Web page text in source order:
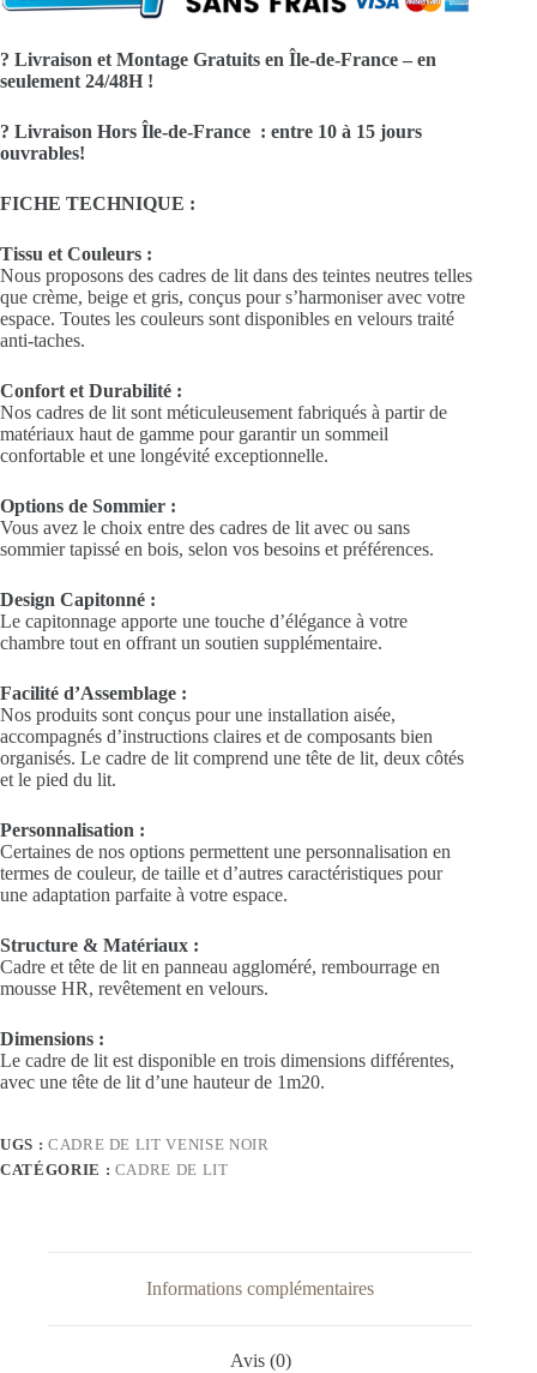
? Livraison et Montage Gratuits en Île-de-France – en
seulement 24/48H !
? Livraison Hors Île-de-France : entre 10 à 15 jours
ouvrables!
FICHE TECHNIQUE :
Tissu et Couleurs :
Nous proposons des cadres de lit dans des teintes neutres telles
que crème, beige et gris, conçus pour s’harmoniser avec votre
espace. Toutes les couleurs sont disponibles en velours traité
anti-taches.
Confort et Durabilité :
Nos cadres de lit sont méticuleusement fabriqués à partir de
matériaux haut de gamme pour garantir un sommeil
confortable et une longévité exceptionnelle.
Options de Sommier :
Vous avez le choix entre des cadres de lit avec ou sans
sommier tapissé en bois, selon vos besoins et préférences.
Design Capitonné :
Le capitonnage apporte une touche d’élégance à votre
chambre tout en offrant un soutien supplémentaire.
Facilité d’Assemblage :
Nos produits sont conçus pour une installation aisée,
accompagnés d’instructions claires et de composants bien
organisés. Le cadre de lit comprend une tête de lit, deux côtés
et le pied du lit.
Personnalisation :
Certaines de nos options permettent une personnalisation en
termes de couleur, de taille et d’autres caractéristiques pour
une adaptation parfaite à votre espace.
Structure & Matériaux :
Cadre et tête de lit en panneau aggloméré, rembourrage en
mousse HR, revêtement en velours.
Dimensions :
Le cadre de lit est disponible en trois dimensions différentes,
avec une tête de lit d’une hauteur de 1m20.
UGS : CADRE DE LIT VENISE NOIR
CATÉGORIE : CADRE DE LIT
Informations complémentaires
Avis (0)